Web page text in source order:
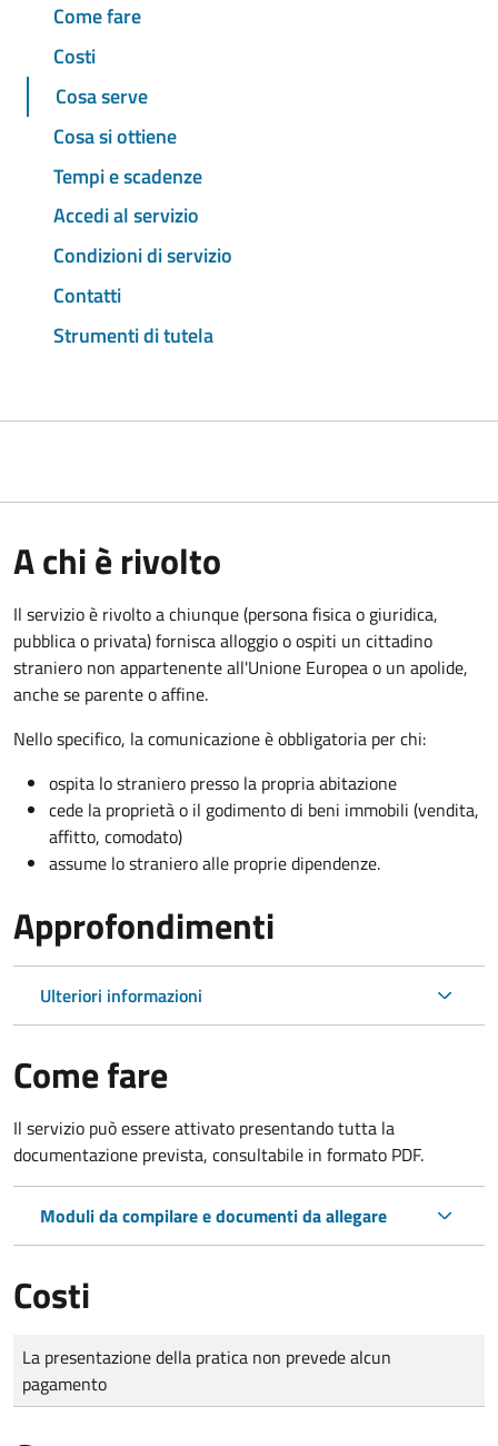
Come fare
Costi
Cosa serve
Cosa si ottiene
Tempi e scadenze
Accedi al servizio
Condizioni di servizio
Contatti
Strumenti di tutela
A chi è rivolto
Il servizio è rivolto a chiunque (persona fisica o giuridica,
pubblica o privata) fornisca alloggio o ospiti un cittadino
straniero non appartenente all'Unione Europea o un apolide,
anche se parente o affine.
Nello specifico, la comunicazione è obbligatoria per chi:
ospita lo straniero presso la propria abitazione
cede la proprietà o il godimento di beni immobili (vendita,
affitto, comodato)
assume lo straniero alle proprie dipendenze.
Approfondimenti
Ulteriori informazioni
Come fare
Il servizio può essere attivato presentando tutta la
documentazione prevista, consultabile in formato PDF.
Moduli da compilare e documenti da allegare
Costi
Tipo di pagamento
Importo
La presentazione della pratica non prevede alcun
pagamento